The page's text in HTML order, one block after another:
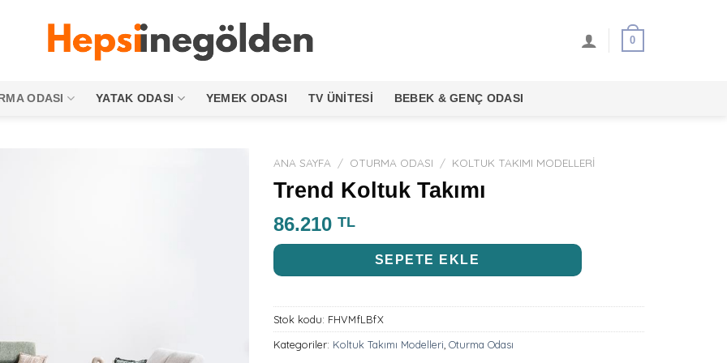
0
ODASI YATAK ODASI YEMEK ODASI TV ÜNITESI BEBEK & GENÇ ODASI
ANA SAYFA / OTURMA ODASI / KOLTUK TAKIMI MODELLERI
Trend Koltuk Takımı
86.210 TL
SEPETE EKLE
Stok kodu: FHVMfLBfX
Kategoriler: Koltuk Takımı Modelleri Oturma Odası